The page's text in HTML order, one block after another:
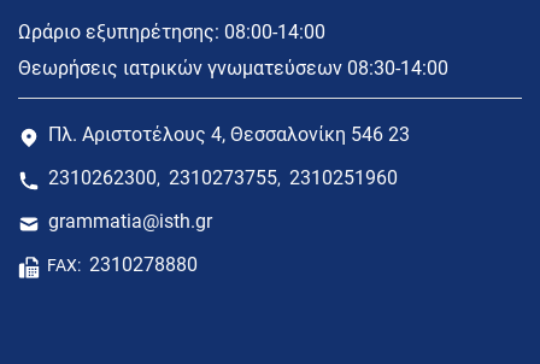
Ωράριο εξυπηρέτησης: 08:00-14:00
Θεωρήσεις ιατρικών γνωματεύσεων 08:30-14:00
Πλ. Αριστοτέλους 4, Θεσσαλονίκη 546 23
2310262300, 2310273755, 2310251960
grammatia@isth.gr
FAX: 2310278880